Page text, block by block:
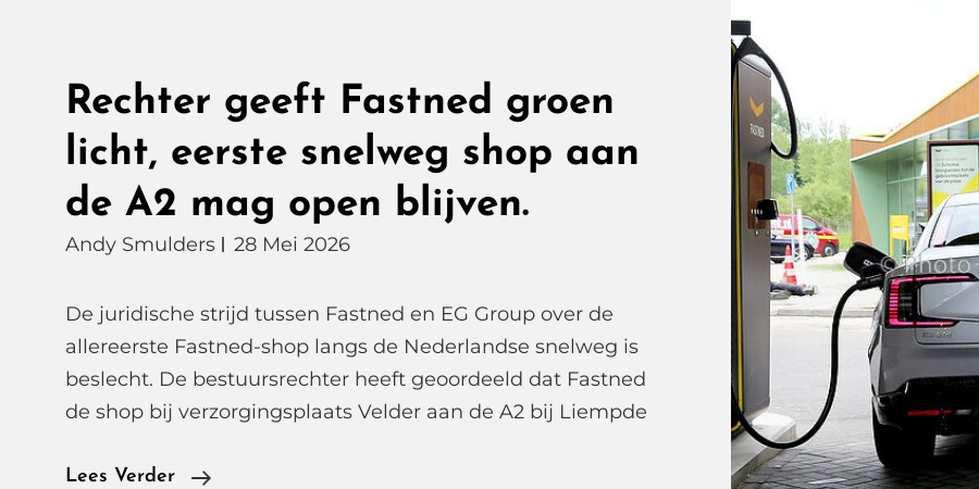
Een
Je
Bijna
Wilt
Dan
Rechter geeft Fastned groen
licht, eerste snelweg shop aan
de A2 mag open blijven.
Andy Smulders 28 Mei 2026
De juridische strijd tussen Fastned en EG Group over de
allereerste Fastned-shop langs de Nederlandse snelweg is
beslecht. De bestuursrechter heeft geoordeeld dat Fastned
de shop bij verzorgingsplaats Velder aan de A2 bij Liempde
Lees Verder
Rechter